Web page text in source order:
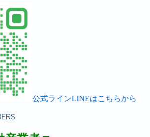
公式ラインLINEはこちらから